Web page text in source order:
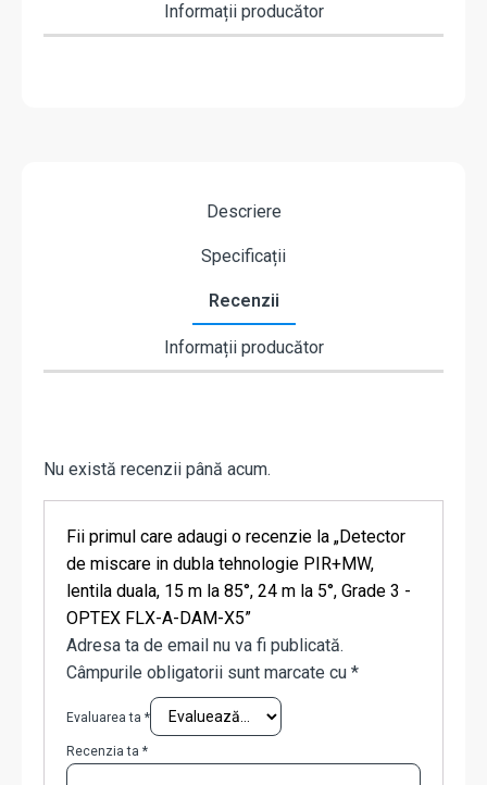
Informații producător
Descriere
Specificații
Recenzii
Informații producător
Nu există recenzii până acum.
Fii primul care adaugi o recenzie la „Detector
de miscare in dubla tehnologie PIR+MW,
lentila duala, 15 m la 85°, 24 m la 5°, Grade 3 -
OPTEX FLX-A-DAM-X5”
Adresa ta de email nu va fi publicată.
Câmpurile obligatorii sunt marcate cu *
Evaluarea ta *
Recenzia ta *